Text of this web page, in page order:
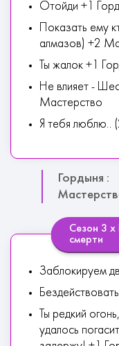
Отойди +1
Показать ему
алмазов) +2
Ты жалок +1
Не влияет -
Мастерство
Я тебя люблю..
Гордыня :
Сезон 3 х
смерти
Заблокируем
Бездействовать
Ты редкий
удалось